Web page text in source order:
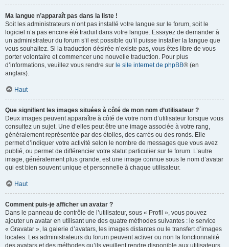
Ma langue n’apparaît pas dans la liste !
Soit les administrateurs n’ont pas installé votre langue sur le forum, soit le
logiciel n’a pas encore été traduit dans votre langue. Essayez de demander à
un administrateur du forum s’il est possible qu’il puisse installer la langue que
vous souhaitez. Si la traduction désirée n’existe pas, vous êtes libre de vous
porter volontaire et commencer une nouvelle traduction. Pour plus
d’informations, veuillez vous rendre sur le site internet de phpBB® (en
anglais).
Haut
Que signifient les images situées à côté de mon nom d’utilisateur ?
Deux images peuvent apparaître à côté de votre nom d’utilisateur lorsque vous
consultez un sujet. Une d’elles peut être une image associée à votre rang,
généralement représentée par des étoiles, des carrés ou des ronds. Elle
permet d’indiquer votre activité selon le nombre de messages que vous avez
publié, ou permet de différencier votre statut particulier sur le forum. L’autre
image, généralement plus grande, est une image connue sous le nom d’avatar
qui est bien souvent unique et personnelle à chaque utilisateur.
Haut
Comment puis-je afficher un avatar ?
Dans le panneau de contrôle de l’utilisateur, sous « Profil », vous pouvez
ajouter un avatar en utilisant une des quatre méthodes suivantes : le service
« Gravatar », la galerie d’avatars, les images distantes ou le transfert d’images
locales. Les administrateurs du forum peuvent activer ou non la fonctionnalité